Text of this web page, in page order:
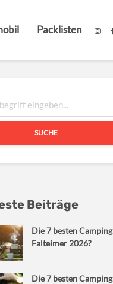
Packlisten
SUCHE
Beiträge
Die 7 besten Camping
Falteimer 2026?
Die 7 besten Camping